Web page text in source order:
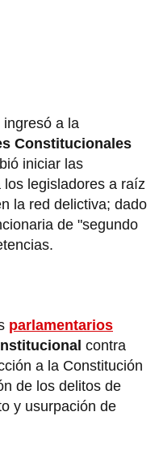
a la
Constitucionales
iniciar las
legisladores a raíz
la red delictiva; dado
de "segundo
parlamentarios
contra
a la Constitución
de los delitos de
y usurpación de